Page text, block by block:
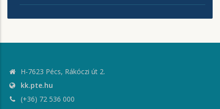
H-7623 Pécs, Rákóczi út 2.
kk.pte.hu
(+36) 72 536 000